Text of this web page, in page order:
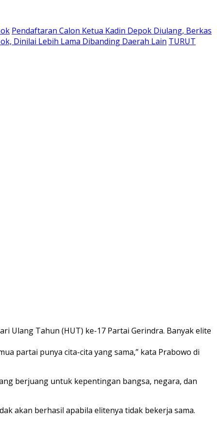
Pendaftaran Calon Ketua Kadin Depok Diulang, Berkas
Dinilai Lebih Lama Dibanding Daerah Lain TURUT
Ulang Tahun (HUT) ke-17 Partai Gerindra. Banyak elite
partai punya cita-cita yang sama,” kata Prabowo di
berjuang untuk kepentingan bangsa, negara, dan
akan berhasil apabila elitenya tidak bekerja sama.